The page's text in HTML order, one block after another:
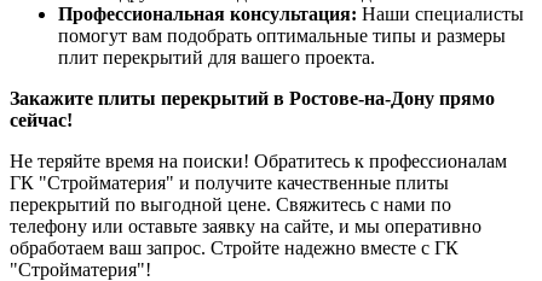
Профессиональная консультация: Наши специалисты
помогут вам подобрать оптимальные типы и размеры
плит перекрытий для вашего проекта.
Закажите плиты перекрытий в Ростове-на-Дону прямо
сейчас!
Не теряйте время на поиски! Обратитесь к профессионалам
ГК "Стройматерия" и получите качественные плиты
перекрытий по выгодной цене. Свяжитесь с нами по
телефону или оставьте заявку на сайте, и мы оперативно
обработаем ваш запрос. Стройте надежно вместе с ГК
"Стройматерия"!